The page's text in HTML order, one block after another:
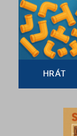
HRÁT